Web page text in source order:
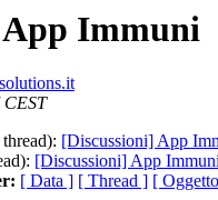
Immuni
[Discussioni] App
[Discussioni] App
[ Data ] [ Thread ] [